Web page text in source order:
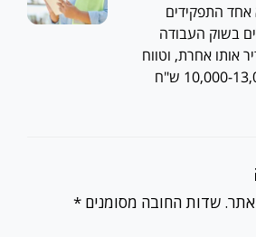
אחד התפקידים
בשוק העבודה
אותו אחרת, וטווח
השכר בהתאם, מ-10,000-13,000 ש"ח
שדות החובה מסומנים *